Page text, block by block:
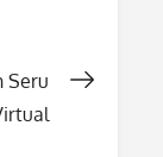
Seru